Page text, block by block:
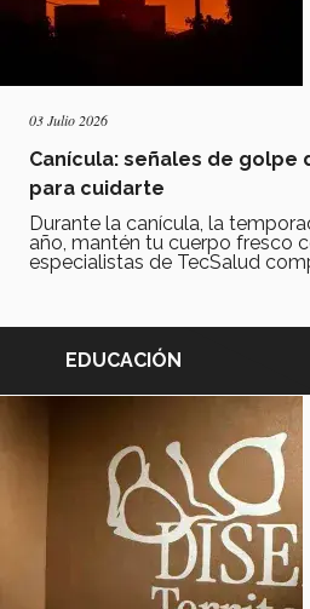
03 Julio 2026
Canícula: señales de golpe
para cuidarte
Durante la canícula, la
año, mantén tu cuerpo fresco
especialistas de TecSalud
EDUCACIÓN